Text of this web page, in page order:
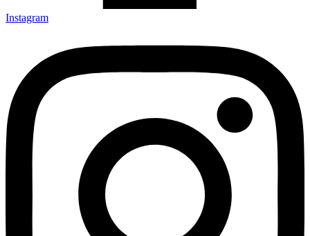
Instagram